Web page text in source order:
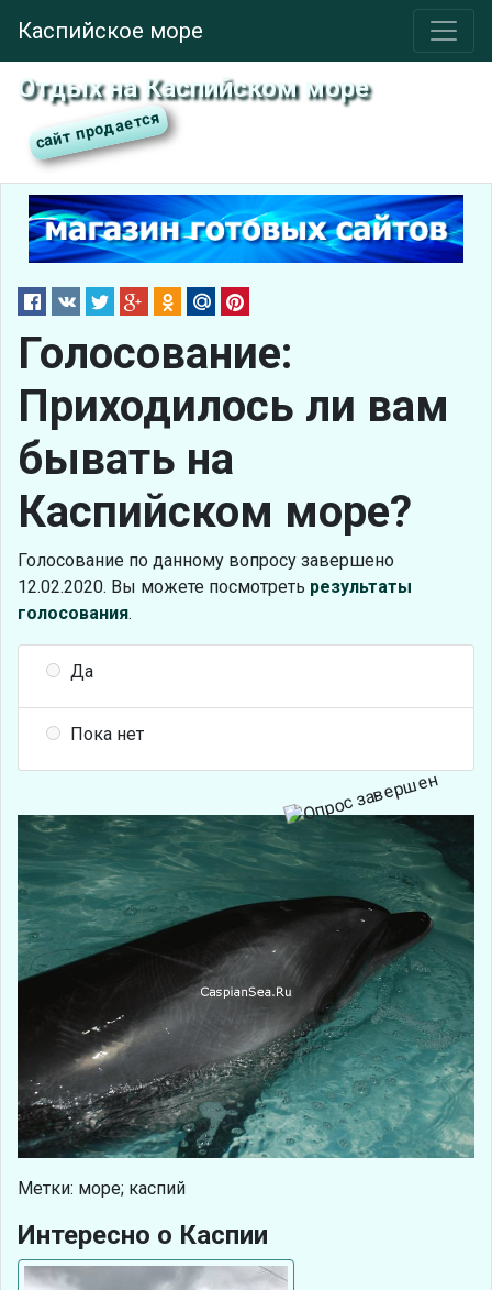
Каспийское море
Отдых на Каспийском море
Голосование:
Приходилось ли вам
бывать на
Каспийском море?
Голосование по данному вопросу завершено
12.02.2020. Вы можете посмотреть результаты
голосования.
Да
Пока нет
Метки: море; каспий
Интересно о Каспии